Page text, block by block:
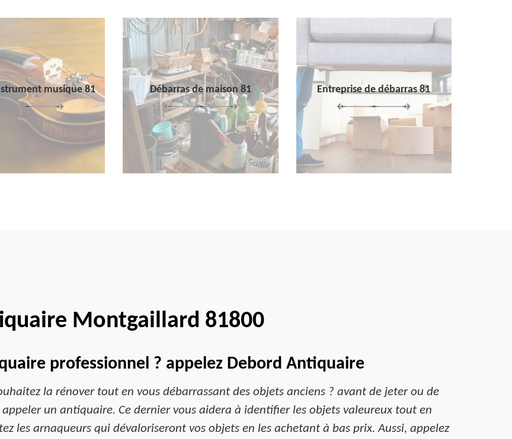
musique 81 Débarras de maison 81 Entreprise de débarras 81
Montgaillard 81800
professionnel ? appelez Debord Antiquaire
la rénover tout en vous débarrassant des objets anciens ? avant de jeter ou de
appeler un antiquaire. Ce dernier vous aidera à identifier les objets valeureux tout en
les arnaqueurs qui dévaloriseront vos objets en les achetant à bas prix. Aussi, appelez